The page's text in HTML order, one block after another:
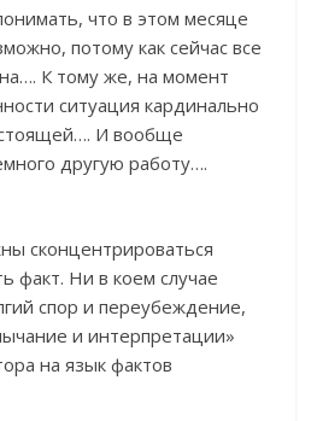
что в этом месяце
потому как сейчас все
К тому же, на момент
ситуация кардинально
И вообще
другую работу….
сконцентрироваться
факт. Ни в коем случае
спор и переубеждение,
и интерпретации»
на язык фактов